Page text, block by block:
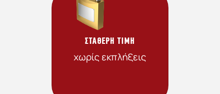
ΣΤΑΘΕΡΗ ΤΙΜΗ
χωρίς εκπλήξεις